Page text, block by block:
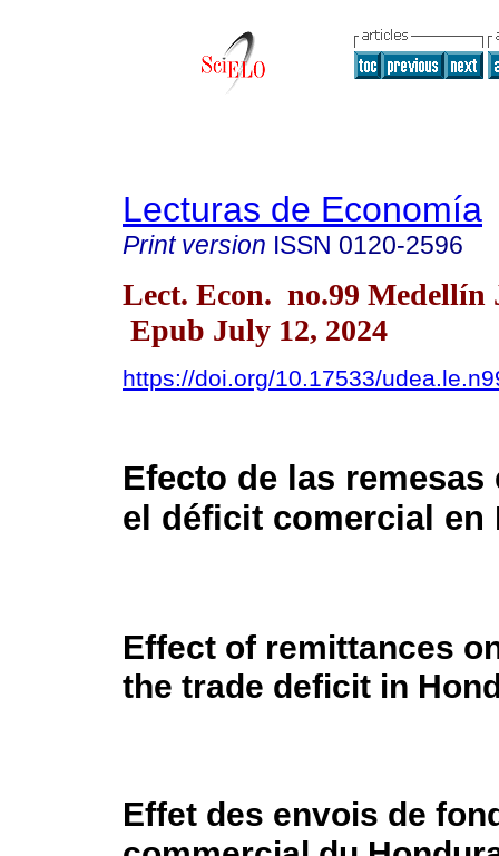
Lecturas de Economía
Print version ISSN 0120-2596
Lect. Econ. no.99 Medellín
Epub July 12, 2024
https://doi.org/10.17533/
Efecto de las remesas
el déficit comercial en
Effect of remittances
the trade deficit in
Effet des envois de